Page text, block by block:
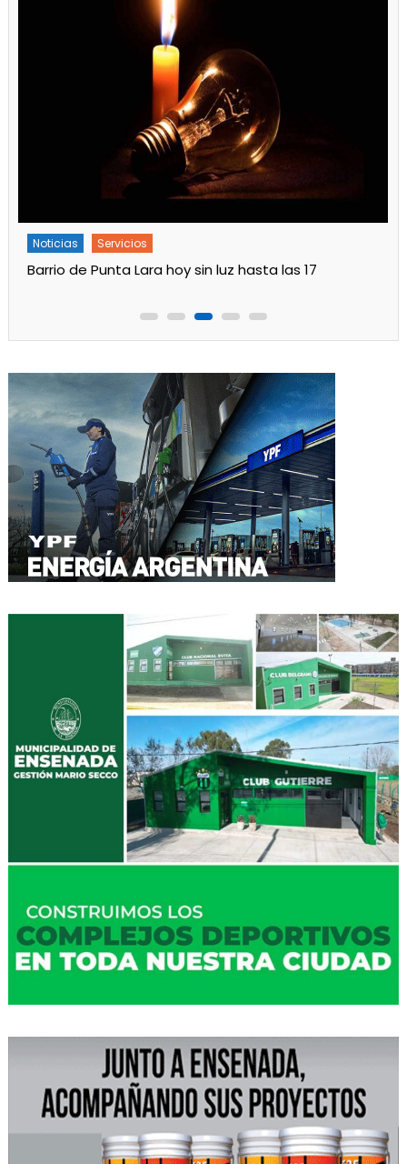
Noticias Servicios
Turnos de Farmacias de Julio 2026 en Ensenada